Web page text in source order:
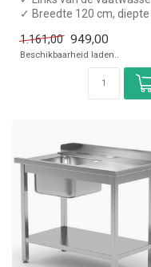
✓ Breedte 120 cm, diepte
1.161,00 949,00
Beschikbaarheid laden..